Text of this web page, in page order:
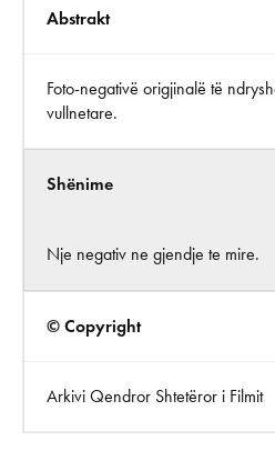
Abstrakt
Foto-negativë origjinalë të
vullnetare.
Shënime
Nje negativ ne gjendje te mire.
© Copyright
Arkivi Qendror Shtetëror i Filmit